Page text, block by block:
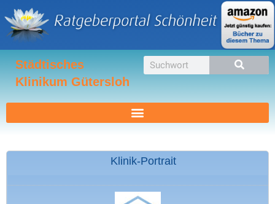
Inhalt
springen
Städtisches
Klinikum Gütersloh
Suche
Klinik-Portrait